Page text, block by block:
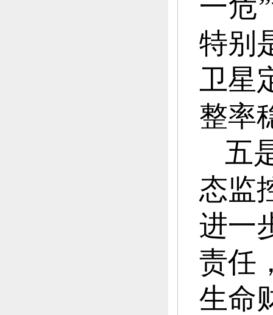
一危
特别
卫星
整率
五
态监
进一
责任
生命